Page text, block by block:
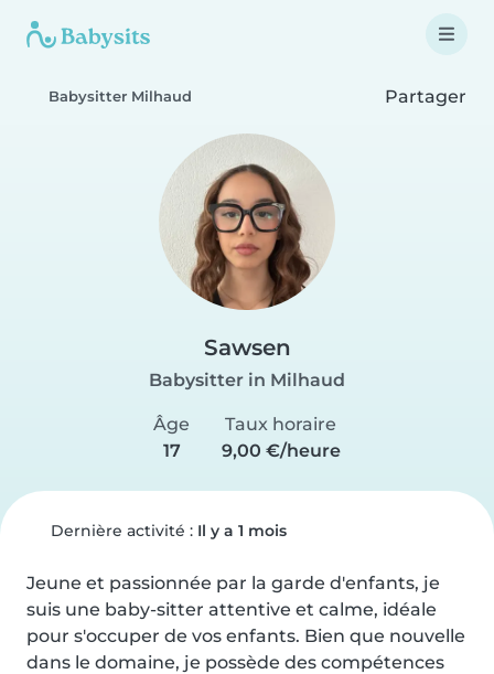
Babysitter Milhaud Partager
Sawsen
Babysitter in Milhaud
Âge
17
Taux horaire
9,00 €/heure
Dernière activité : Il y a 1 mois
Jeune et passionnée par la garde d'enfants, je
suis une baby-sitter attentive et calme, idéale
pour s'occuper de vos enfants. Bien que nouvelle
dans le domaine, je possède des compétences